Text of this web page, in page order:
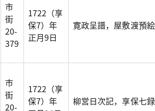
市
街
20-
379
1722（享
保7）年
正月9日
寛政呈譜，屋敷渡預
市
街
20-
1722（享
保7）年
柳営日次記，享保七